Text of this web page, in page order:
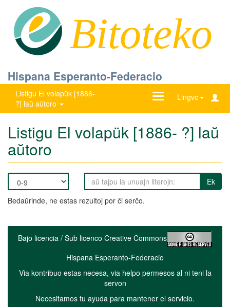
Bitoteko
Hispana Esperanto-Federacio
Listigu El volapük [1886-
?] laŭ aŭtoro
Lingvo
Ŝanĝu
Listigu El volapük [1886- ?] laŭ
aŭtoro
Ek
Bedaŭrinde, ne estas rezultoj por ĉi serĉo.
Bajo licencia / Sub licenco Creative Commons
Hispana Esperanto-Federacio
Via kontribuo estas necesa, via helpo permesos al ni teni la
servon
Necesitamos tu ayuda para mantener el servicio.